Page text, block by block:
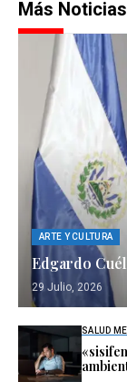
Más Noticias
ARTE Y CULTURA
Edgardo
29 Julio, 2026
SALUD